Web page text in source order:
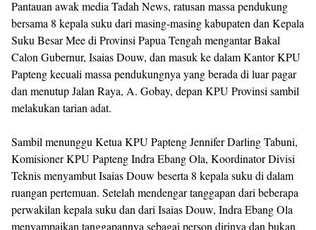
Pantauan awak media Tadah News, ratusan massa pendukung
bersama 8 kepala suku dari masing-masing kabupaten dan Kepala
Suku Besar Mee di Provinsi Papua Tengah mengantar Bakal
Calon Gubernur, Isaias Douw, dan masuk ke dalam Kantor KPU
Papteng kecuali massa pendukungnya yang berada di luar pagar
dan menutup Jalan Raya, A. Gobay, depan KPU Provinsi sambil
melakukan tarian adat.
Sambil menunggu Ketua KPU Papteng Jennifer Darling Tabuni,
Komisioner KPU Papteng Indra Ebang Ola, Koordinator Divisi
Teknis menyambut Isaias Douw beserta 8 kepala suku di dalam
ruangan pertemuan. Setelah mendengar tanggapan dari beberapa
perwakilan kepala suku dan dari Isaias Douw, Indra Ebang Ola
menyampaikan tanggapannya sebagai person dirinya dan bukan